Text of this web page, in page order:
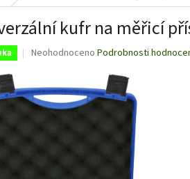
kufr na měřicí
Průměrné
je
0,0
hvězdiček.
Neohodnoceno Podrobnosti